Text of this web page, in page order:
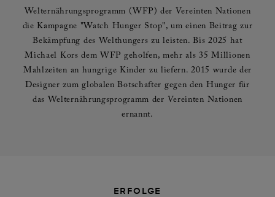
Welternährungsprogramm (WFP) der Vereinten Nationen
die Kampagne "Watch Hunger Stop", um einen Beitrag zur
Bekämpfung des Welthungers zu leisten. Bis 2025 hat
Michael Kors dem WFP geholfen, mehr als 35 Millionen
Mahlzeiten an hungrige Kinder zu liefern. 2015 wurde der
Designer zum globalen Botschafter gegen den Hunger für
das Welternährungsprogramm der Vereinten Nationen
ernannt.
ERFOLGE